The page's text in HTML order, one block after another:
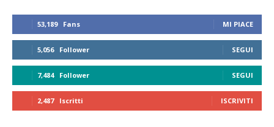
53,189 Fans MI PIACE
5,056 Follower SEGUI
7,484 Follower SEGUI
2,487 Iscritti ISCRIVITI